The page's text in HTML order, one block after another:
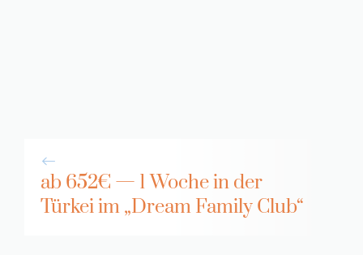
ab 652€ — 1 Woche in der
Türkei im „Dream Family Club“